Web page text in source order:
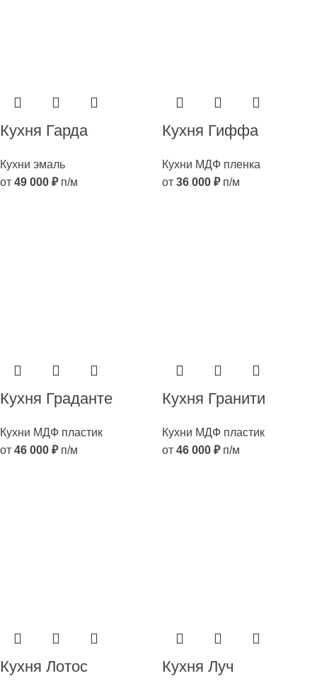
Кухня Гарда
Кухни эмаль
от 49 000 ₽п/м
Кухня Гиффа
Кухни МДФ пленка
от 36 000 ₽п/м
Кухня Граданте
Кухни МДФ пластик
от 46 000 ₽п/м
Кухня Гранити
Кухни МДФ пластик
от 46 000 ₽п/м
Кухня Лотос Кухня Луч